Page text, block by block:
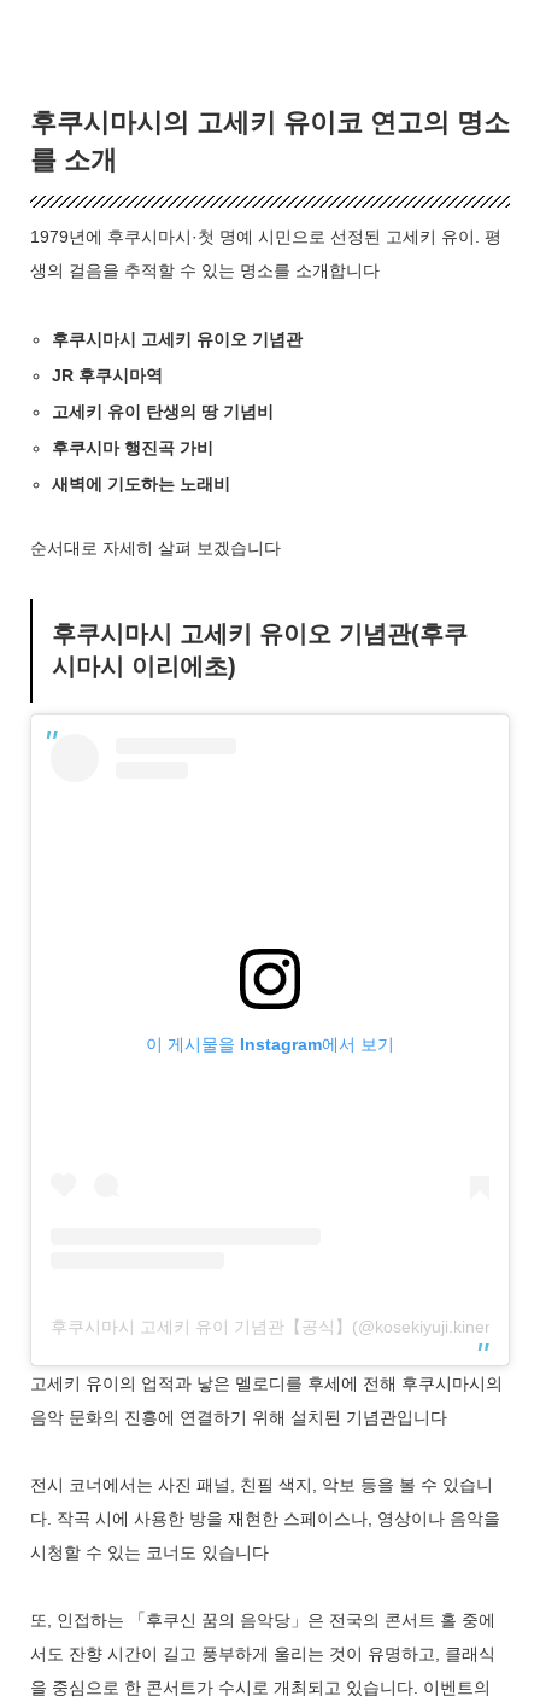
후쿠시마시의 고세키 유이코 연고의 명소
를 소개
1979년에 후쿠시마시·첫 명예 시민으로 선정된 고세키 유이. 평
생의 걸음을 추적할 수 있는 명소를 소개합니다
후쿠시마시 고세키 유이오 기념관
JR 후쿠시마역
고세키 유이 탄생의 땅 기념비
후쿠시마 행진곡 가비
새벽에 기도하는 노래비
순서대로 자세히 살펴 보겠습니다
후쿠시마시 고세키 유이오 기념관(후쿠
시마시 이리에초)
이 게시물을 Instagram에서 보기
후쿠시마시 고세키 유이 기념관【공식】(@kosekiyuji.kinenkan)
고세키 유이의 업적과 낳은 멜로디를 후세에 전해 후쿠시마시의
음악 문화의 진흥에 연결하기 위해 설치된 기념관입니다
전시 코너에서는 사진 패널, 친필 색지, 악보 등을 볼 수 있습니
다. 작곡 시에 사용한 방을 재현한 스페이스나, 영상이나 음악을
시청할 수 있는 코너도 있습니다
또, 인접하는 「후쿠신 꿈의 음악당」은 전국의 콘서트 홀 중에
서도 잔향 시간이 길고 풍부하게 울리는 것이 유명하고, 클래식
을 중심으로 한 콘서트가 수시로 개최되고 있습니다. 이벤트의